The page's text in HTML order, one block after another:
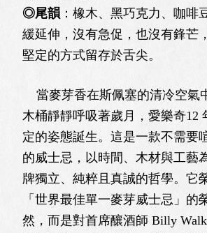
◎尾韻 ：橡木、黑巧克力、咖啡
緩延伸，沒有急促，也沒有鋒芒
堅定的方式留存於舌尖。
當麥芽香在斯佩塞的清冷空氣
木桶靜靜呼吸著歲月，愛樂奇12
定的姿態誕生。這是一款不需要
的威士忌，以時間、木材與工藝
牌獨立、純粹且真誠的哲學。它
「世界最佳單一麥芽威士忌」的
然，而是對首席釀酒師 Billy